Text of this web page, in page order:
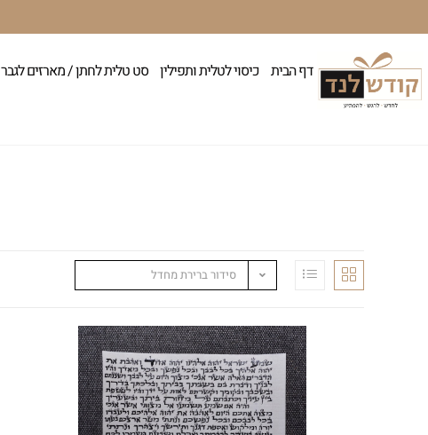
דף הבית כיסוי לטלית ותפילין סט טלית לחתן / מארזים לגבר
סידור ברירת מחדל